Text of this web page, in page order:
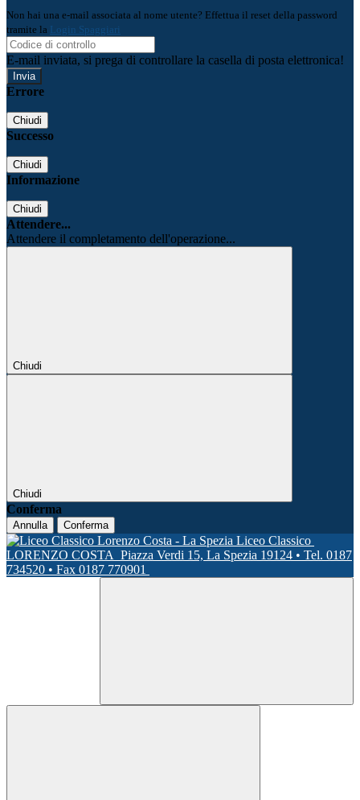
Non hai una e-mail associata al nome utente? Effettua il reset della password
tramite la Login Spaggiari
E-mail inviata, si prega di controllare la casella di posta elettronica!
Errore
Chiudi
Successo
Chiudi
Informazione
Chiudi
Attendere...
Attendere il completamento dell'operazione...
Chiudi
Chiudi
Conferma
Annulla Conferma
Liceo Classico
LORENZO COSTA Piazza Verdi 15, La Spezia 19124 • Tel. 0187
734520 • Fax 0187 770901